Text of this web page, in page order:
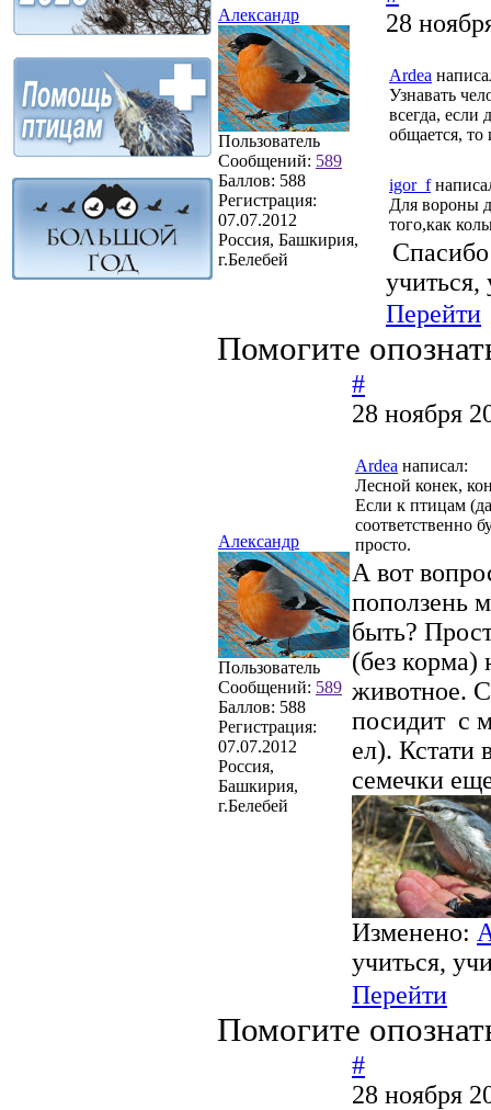
Александр
Пользователь
Сообщений: 589
Баллов: 588
Регистрация:
07.07.2012
Россия, Башкирия,
г.Белебей
28
Ardea
Узнавать
всегда,
общается, то
igor_f
Для вороны
того,как
учиться,
Перейти
Помогите
Александр
Пользователь
Сообщений: 589
Баллов: 588
Регистрация:
07.07.2012
Россия,
Башкирия,
г.Белебей
#
28 ноября
Ardea написал:
Лесной конек,
Если к птицам
соответственно
просто.
А вот
поползень
быть?
(без корма)
животное.
посидит с
ел). Кстати
семечки
Изменено:
учиться,
Перейти
Помогите
#
28 ноября